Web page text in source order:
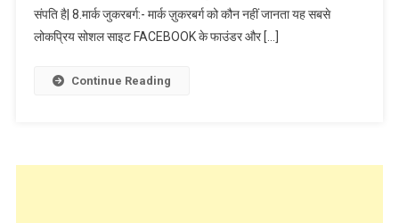
संपति है| 8.मार्क जुकरबर्ग:- मार्क ज़ुकरबर्ग को कौन नहीं जानता यह सबसे
लोकप्रिय सोशल साइट FACEBOOK के फाउंडर और […]
Continue Reading